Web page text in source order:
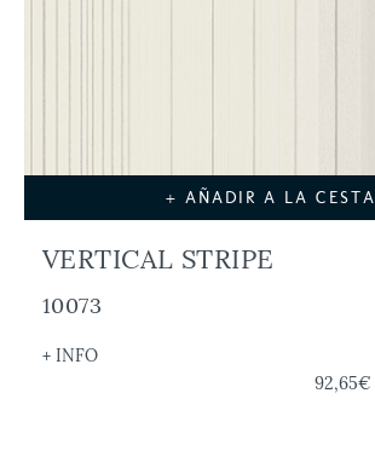
+ AÑADIR A LA CESTA
VERTICAL STRIPE
10073
+ INFO
92,65€